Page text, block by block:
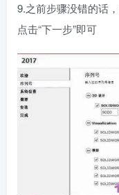
9.之前步骤没错的话
点击“下一步”即可